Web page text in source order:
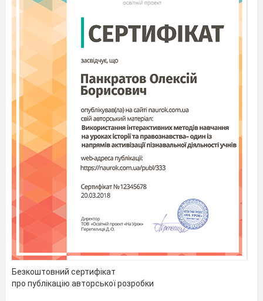
Безкоштовний сертифікат
про публікацію авторської розробки